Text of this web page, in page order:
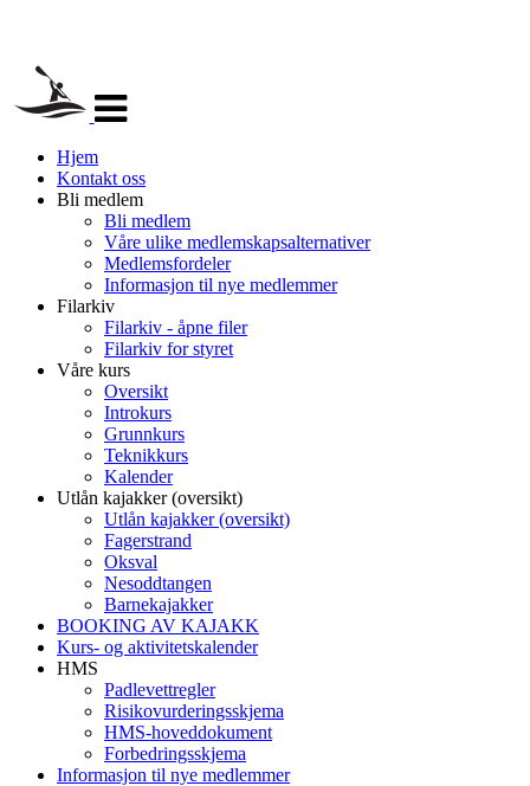
navigasjon
Hjem
Kontakt oss
Bli medlem
Bli medlem
Våre ulike medlemskapsalternativer
Medlemsfordeler
Informasjon til nye medlemmer
Filarkiv
Filarkiv - åpne filer
Filarkiv for styret
Våre kurs
Oversikt
Introkurs
Grunnkurs
Teknikkurs
Kalender
Utlån kajakker (oversikt)
Utlån kajakker (oversikt)
Fagerstrand
Oksval
Nesoddtangen
Barnekajakker
BOOKING AV KAJAKK
Kurs- og aktivitetskalender
HMS
Padlevettregler
Risikovurderingsskjema
HMS-hoveddokument
Forbedringsskjema
Informasjon til nye medlemmer